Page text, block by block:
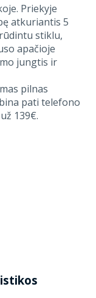
Priekyje
atkuriantis 5
stiklu,
apačioje
jungtis ir
pilnas
pati telefono
139€.